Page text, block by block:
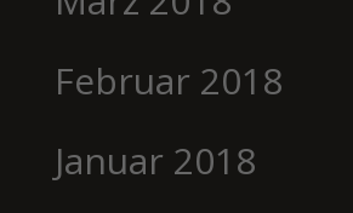
Februar 2018
Januar 2018